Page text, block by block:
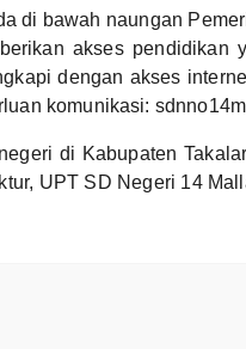
di bawah naungan
akses pendidikan
dengan akses
komunikasi:
di Kabupaten
UPT SD Negeri 14